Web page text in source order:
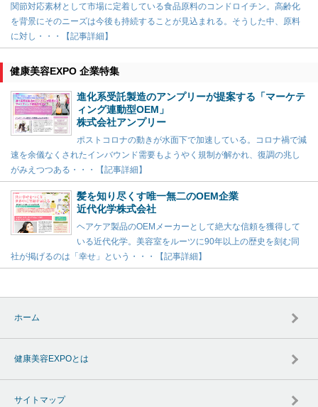
関節対応素材として市場に定着している食品原料のコンドロイチン。高齢化
を背景にそのニーズは今後も持続することが見込まれる。そうした中、原料
に対し・・・【記事詳細】
健康美容EXPO 企業特集
進化系受託製造のアンプリーが提案する「マーケテ
ィング連動型OEM」
株式会社アンプリー
ポストコロナの動きが水面下で加速している。コロナ禍で減
速を余儀なくされたインバウンド需要もようやく規制が解かれ、復調の兆し
がみえつつある・・・【記事詳細】
髪を知り尽くす唯一無二のOEM企業
近代化学株式会社
ヘアケア製品のOEMメーカーとして絶大な信頼を獲得して
いる近代化学。美容室をルーツに90年以上の歴史を刻む同
社が掲げるのは「幸せ」という・・・【記事詳細】
ホーム
健康美容EXPOとは
サイトマップ